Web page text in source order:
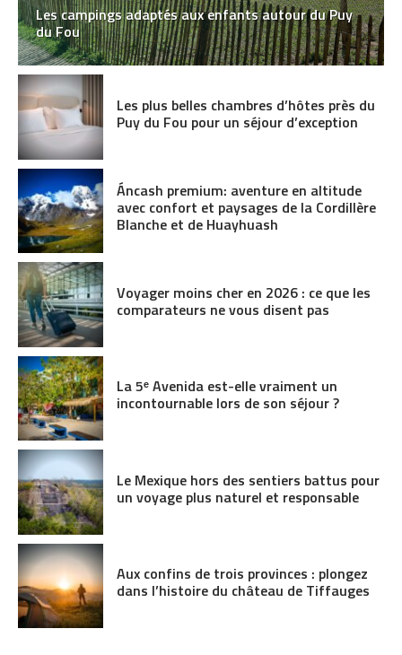
Les campings adaptés aux enfants autour du Puy
du Fou
Les plus belles chambres d’hôtes près du
Puy du Fou pour un séjour d’exception
Áncash premium: aventure en altitude
avec confort et paysages de la Cordillère
Blanche et de Huayhuash
Voyager moins cher en 2026 : ce que les
comparateurs ne vous disent pas
La 5ᵉ Avenida est-elle vraiment un
incontournable lors de son séjour ?
Le Mexique hors des sentiers battus pour
un voyage plus naturel et responsable
Aux confins de trois provinces : plongez
dans l’histoire du château de Tiffauges